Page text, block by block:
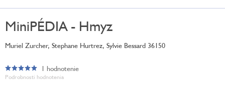
MiniPÉDIA - Hmyz
Muriel Zurcher, Stephane Hurtrez, Sylvie Bessard 36150
Podrobnosti hodnotenia
Priemerné
hodnotenie
1 hodnotenie